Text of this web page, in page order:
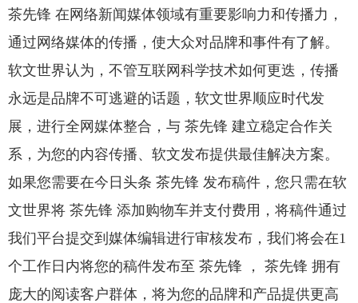
茶先锋 在网络新闻媒体领域有重要影响力和传播力，
通过网络媒体的传播，使大众对品牌和事件有了解。
软文世界认为，不管互联网科学技术如何更迭，传播
永远是品牌不可逃避的话题，软文世界顺应时代发
展，进行全网媒体整合，与 茶先锋 建立稳定合作关
系，为您的内容传播、软文发布提供最佳解决方案。
如果您需要在今日头条 茶先锋 发布稿件，您只需在软
文世界将 茶先锋 添加购物车并支付费用，将稿件通过
我们平台提交到媒体编辑进行审核发布，我们将会在1
个工作日内将您的稿件发布至 茶先锋 ， 茶先锋 拥有
庞大的阅读客户群体，将为您的品牌和产品提供更高